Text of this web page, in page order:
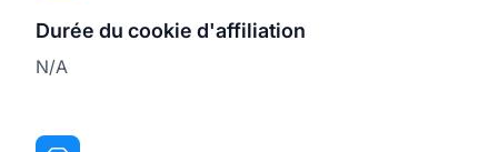
Durée du cookie d'affiliation
N/A